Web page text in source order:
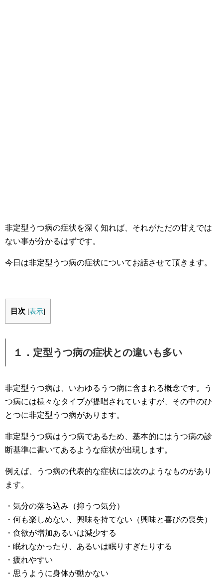
非定型うつ病の症状を深く知れば、それがただの甘えでは
ない事が分かるはずです。
今日は非定型うつ病の症状についてお話させて頂きます。
目次 [表示]
１．定型うつ病の症状との違いも多い
非定型うつ病は、いわゆるうつ病に含まれる概念です。う
つ病には様々なタイプが提唱されていますが、その中のひ
とつに非定型うつ病があります。
非定型うつ病はうつ病であるため、基本的にはうつ病の診
断基準に書いてあるような症状が出現します。
例えば、うつ病の代表的な症状には次のようなものがあり
ます。
・気分の落ち込み（抑うつ気分）
・何も楽しめない、興味を持てない（興味と喜びの喪失）
・食欲が増加あるいは減少する
・眠れなかったり、あるいは眠りすぎたりする
・疲れやすい
・思うように身体が動かない